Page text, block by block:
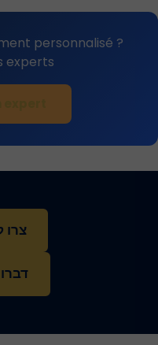
personnalisé ?
experts.
צרו
דברו